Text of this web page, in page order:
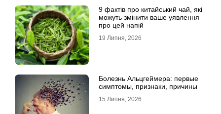
9 фактів про китайський чай, які
можуть змінити ваше уявлення
про цей напій
19 Липня, 2026
Болезнь Альцгеймера: первые
симптомы, признаки, причины
15 Липня, 2026